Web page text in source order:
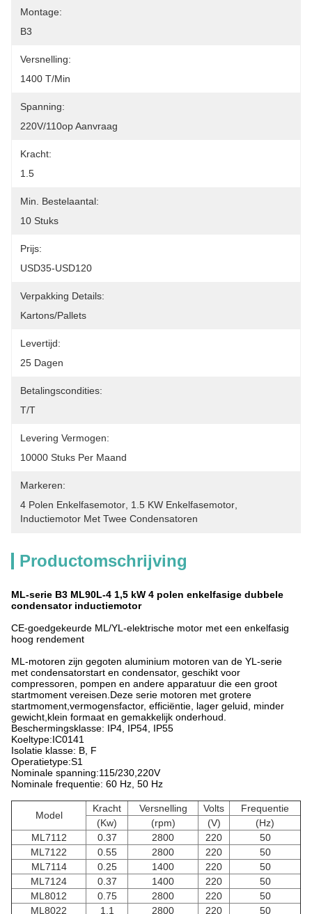
Montage:
B3
Versnelling:
1400 T/min
Spanning:
220V/110op Aanvraag
Kracht:
1.5
Min. Bestelaantal:
10 Stuks
Prijs:
USD35-USD120
Verpakking Details:
Kartons/Pallets
Levertijd:
25 Dagen
Betalingscondities:
T/T
Levering Vermogen:
10000 Stuks Per Maand
Markeren:
4 Polen Enkelfasemotor 1.5 KW Enkelfasemotor
Inductiemotor Met Twee Condensatoren
Productomschrijving
ML-serie B3 ML90L-4 1,5 kW 4 polen enkelfasige dubbele
condensator inductiemotor
CE-goedgekeurde ML/YL-elektrische motor met een enkelfasig
hoog rendement
ML-motoren zijn gegoten aluminium motoren van de YL-serie
met condensatorstart en condensator, geschikt voor
compressoren, pompen en andere apparatuur die een groot
startmoment vereisen.Deze serie motoren met grotere
startmoment,vermogensfactor, efficiëntie, lager geluid, minder
gewicht,klein formaat en gemakkelijk onderhoud.
Beschermingsklasse: IP4, IP54, IP55
Koeltype:IC0141
Isolatie klasse: B, F
Operatietype:S1
Nominale spanning:115/230,220V
Nominale frequentie: 60 Hz, 50 Hz
Model
Kracht Versnelling Volts
Frequentie
(Kw)
(rpm) (V)
(Hz)
ML7112
0.37 2800 220
50
ML7122
0.55 2800 220
50
ML7114
0.25 1400 220
50
ML7124
0.37 1400 220
50
ML8012
0.75 2800 220
50
ML8022
1.1 2800 220 50